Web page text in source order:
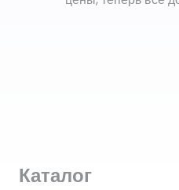
Каталог